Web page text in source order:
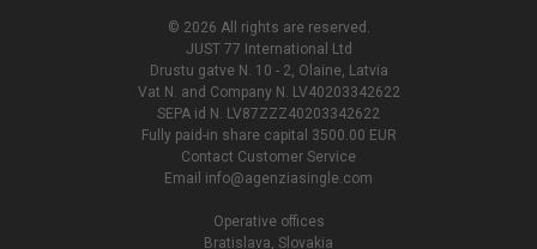
© 2026 All rights are reserved.
JUST 77 International Ltd
Drustu gatve N. 10 - 2, Olaine, Latvia
Vat N. and Company N. LV40203342622
SEPA id N. LV87ZZZ40203342622
Fully paid-in share capital 3500.00 EUR
Contact Customer Service
Email info@agenziasingle.com
Operative offices
Bratislava, Slovakia